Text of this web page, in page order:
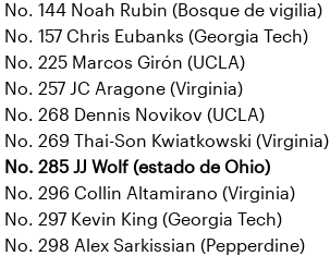
No. 144 Noah Rubin (Bosque de vigilia)
No. 157 Chris Eubanks (Georgia Tech)
No. 225 Marcos Girón (UCLA)
No. 257 JC Aragone (Virginia)
No. 268 Dennis Novikov (UCLA)
No. 269 Thai-Son Kwiatkowski (Virginia)
No. 285 JJ Wolf (estado de Ohio)
No. 296 Collin Altamirano (Virginia)
No. 297 Kevin King (Georgia Tech)
No. 298 Alex Sarkissian (Pepperdine)